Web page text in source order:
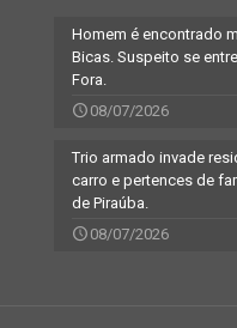
Homem é encontrado
Bicas. Suspeito se
Fora.
08/07/2026
Trio armado invade
carro e pertences de
de Piraúba.
08/07/2026